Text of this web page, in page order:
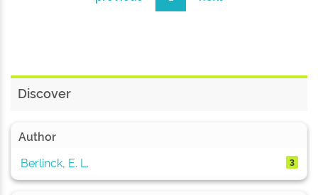
Discover
Author
Berlinck, E. L.
3